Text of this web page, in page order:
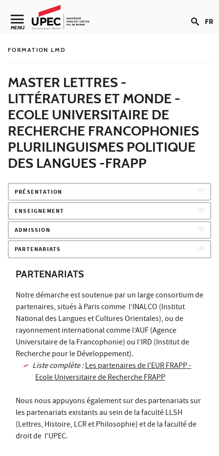
Aller au contenu
Navigation secondaire
MENU FR
FORMATION LMD
MASTER LETTRES -
LITTÉRATURES ET MONDE -
ECOLE UNIVERSITAIRE DE
RECHERCHE FRANCOPHONIES
PLURILINGUISMES POLITIQUE
DES LANGUES -FRAPP
PRÉSENTATION
ENSEIGNEMENT
ADMISSION
PARTENARIATS
PARTENARIATS
Notre démarche est soutenue par un large consortium de
partenaires, situés à Paris comme l’INALCO (Institut
National des Langues et Cultures Orientales), ou de
rayonnement international comme l’AUF (Agence
Universitaire de la Francophonie) ou l’IRD (Institut de
Recherche pour le Développement).
Liste complète :Les partenaires de l'EUR FRAPP -
Ecole Universitaire de Recherche FRAPP
Nous nous appuyons également sur des partenariats sur
les partenariats existants au sein de la faculté LLSH
(Lettres, Histoire, LCR et Philosophie) et de la faculté de
droit de l'UPEC.